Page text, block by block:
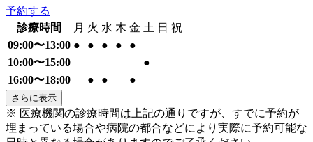
予約する
診療時間
月 火 水 木 金 土 日 祝
09:00〜13:00 ● ● ● ●
●
10:00〜15:00
●
16:00〜18:00
● ● ●
さらに表示
※ 医療機関の診療時間は上記の通りですが、すでに予約が
埋まっている場合や病院の都合などにより実際に予約可能な